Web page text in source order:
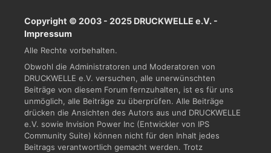
Copyright © 2003 - 2025 DRUCKWELLE e.V. -
Impressum
Alle Rechte vorbehalten.
Obwohl die Administratoren und Moderatoren von
DRUCKWELLE e.V. versuchen, alle unerwünschten
Beiträge von diesem Forum fernzuhalten, ist es für uns
unmöglich, alle Beiträge zu überprüfen. Alle Beiträge
drücken die Ansichten des Autors aus und DRUCKWELLE
e.V. sowie Invision Power Inc (Entwickler von IPS
Community Suite) können nicht für den Inhalt jedes
Beitrags verantwortlich gemacht werden. Trotz